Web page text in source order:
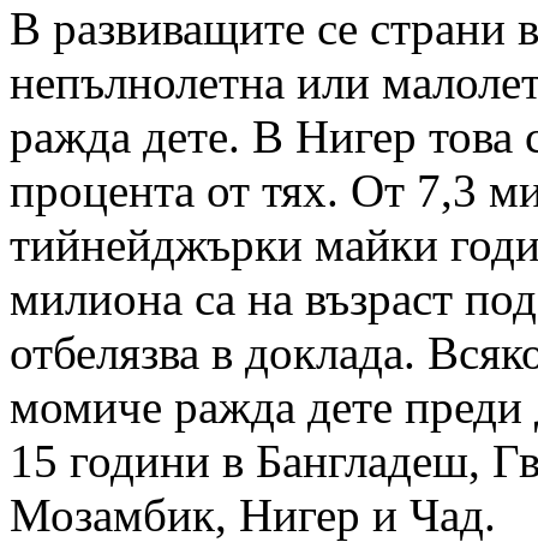
В развиващите се страни
непълнолетна или
ражда дете. В Нигер това
процента от тях. От 7,3
тийнейджърки майки
милиона са на възраст
отбелязва в доклада.
момиче ражда дете
15 години в Бангладеш,
Мозамбик, Нигер и Чад.